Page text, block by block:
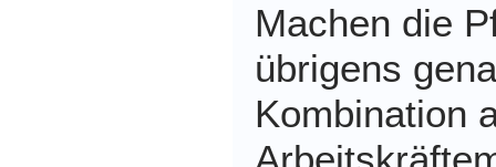
Machen die
übrigens
Kombination